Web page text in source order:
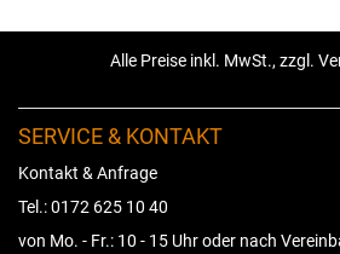
Alle Preise inkl. MwSt., zzgl.
SERVICE & KONTAKT
Kontakt & Anfrage
Tel.: 0172 625 10 40
von Mo. - Fr.: 10 - 15 Uhr oder nach